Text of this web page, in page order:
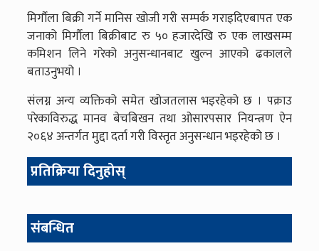
मिर्गौला बिक्री गर्ने मानिस खोजी गरी सम्पर्क गराइदिएबापत एक
जनाको मिर्गाैला बिक्रीबाट रु ५० हजारदेखि रु एक लाखसम्म
कमिशन लिने गरेको अनुसन्धानबाट खुल्न आएको ढकालले
बताउनुभयो ।
संलग्न अन्य व्यक्तिको समेत खोजतलास भइरहेको छ । पक्राउ
परेकाविरुद्ध मानव बेचबिखन तथा ओसारपसार नियन्त्रण ऐन
२०६४ अन्तर्गत मुद्दा दर्ता गरी विस्तृत अनुसन्धान भइरहेको छ ।
प्रतिक्रिया दिनुहोस्
संबन्धित